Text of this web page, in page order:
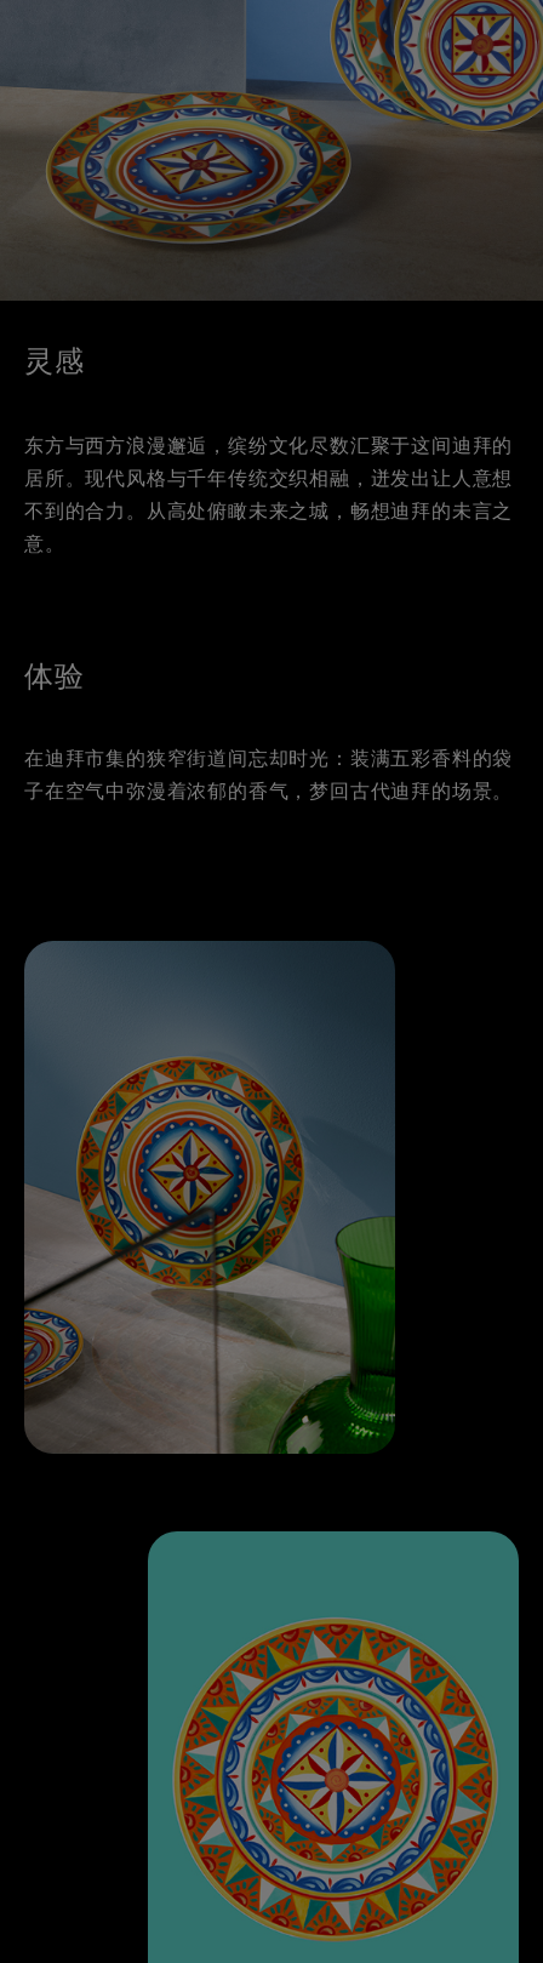
灵感
东方与西方浪漫邂逅，缤纷文化尽数汇聚于这间迪拜的
居所。现代风格与千年传统交织相融，迸发出让人意想
不到的合力。从高处俯瞰未来之城，畅想迪拜的未言之
意。
体验
在迪拜市集的狭窄街道间忘却时光：装满五彩香料的袋
子在空气中弥漫着浓郁的香气，梦回古代迪拜的场景。